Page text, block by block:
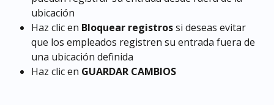
ubicación
Haz clic en Bloquear registros si deseas evitar
que los empleados registren su entrada fuera de
una ubicación definida
Haz clic en GUARDAR CAMBIOS